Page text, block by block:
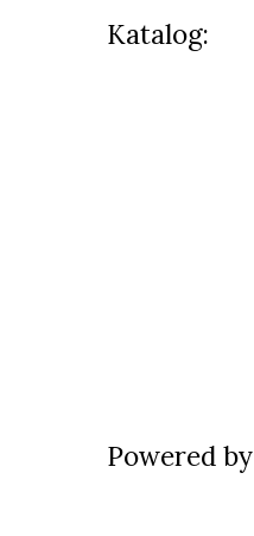
Katalog:
Powered by